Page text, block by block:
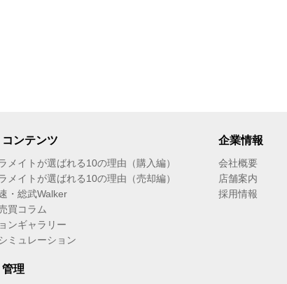
コンテンツ
メイトが選ばれる10の理由（購入編）
メイトが選ばれる10の理由（売却編）
・総武Walker
買コラム
ンギャラリー
ミュレーション
理
企業情報
会社概要
店舗案内
採用情報